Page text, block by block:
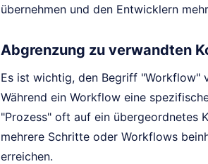
übernehmen und den Entwicklern
Abgrenzung zu verwandten
Es ist wichtig, den Begriff "Workflow"
Während ein Workflow eine
"Prozess" oft auf ein übergeordnetes
mehrere Schritte oder Workflows
erreichen.